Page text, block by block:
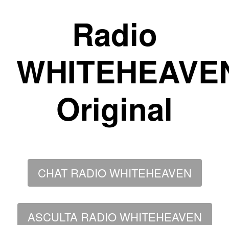
Radio
Original
CHAT RADIO WHITEHEAVEN
ASCULTA RADIO WHITEHEAVEN